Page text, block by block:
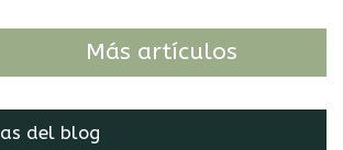
Más artículos
del blog